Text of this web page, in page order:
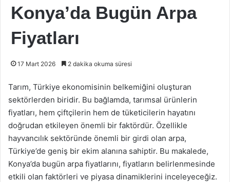
Konya’da Bugün Arpa
Fiyatları
17 Mart 2026 2 dakika okuma süresi
Tarım, Türkiye ekonomisinin belkemiğini oluşturan
sektörlerden biridir. Bu bağlamda, tarımsal ürünlerin
fiyatları, hem çiftçilerin hem de tüketicilerin hayatını
doğrudan etkileyen önemli bir faktördür. Özellikle
hayvancılık sektöründe önemli bir girdi olan arpa,
Türkiye’de geniş bir ekim alanına sahiptir. Bu makalede,
Konya’da bugün arpa fiyatlarını, fiyatların belirlenmesinde
etkili olan faktörleri ve piyasa dinamiklerini inceleyeceğiz.